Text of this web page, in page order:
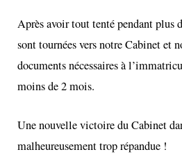
Après avoir tout tenté pendant plus
sont tournées vers notre Cabinet et
documents nécessaires à
moins de 2 mois.
Une nouvelle victoire du Cabinet
malheureusement trop répandue !